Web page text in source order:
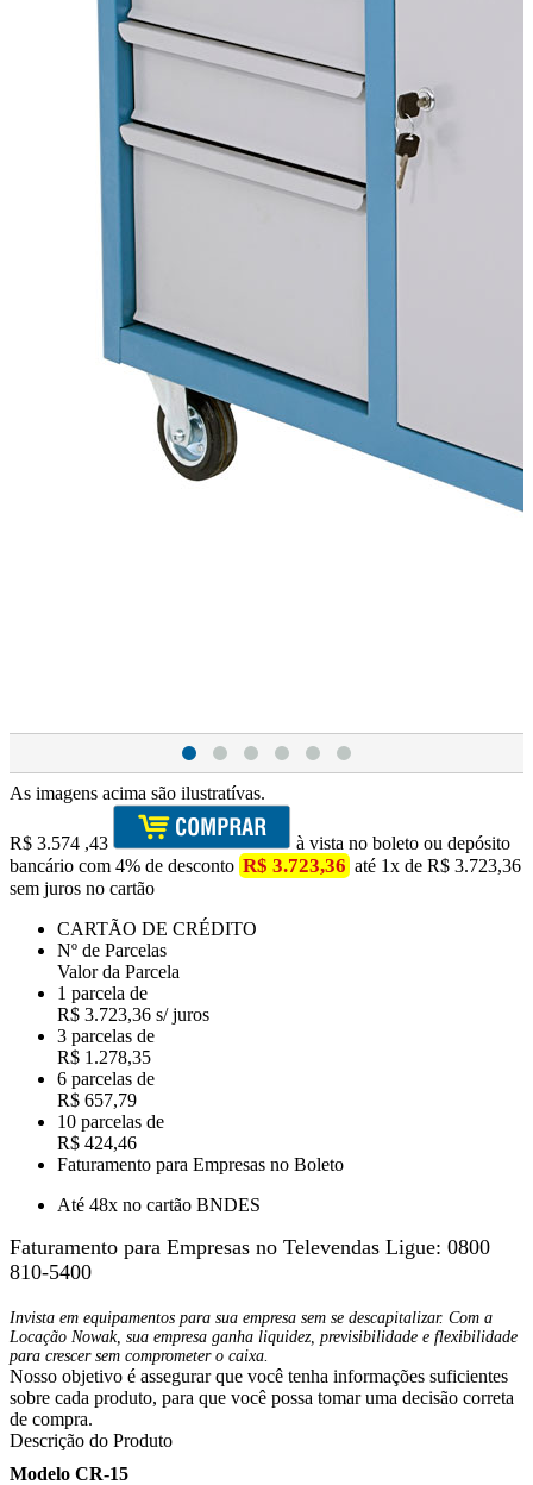
As imagens acima são ilustratívas.
R$ 3.574 ,43
à vista no boleto ou depósito
bancário com 4% de desconto R$ 3.723,36 até 1x de R$ 3.723,36
sem juros no cartão
CARTÃO DE CRÉDITO
Nº de Parcelas
Valor da Parcela
1 parcela de
R$ 3.723,36 s/ juros
3 parcelas de
R$ 1.278,35
6 parcelas de
R$ 657,79
10 parcelas de
R$ 424,46
Faturamento para Empresas no Boleto
Até 48x no cartão BNDES
Faturamento para Empresas no Televendas Ligue: 0800
810-5400
Invista em equipamentos para sua empresa sem se descapitalizar. Com a
Locação Nowak, sua empresa ganha liquidez, previsibilidade e flexibilidade
para crescer sem comprometer o caixa.
Nosso objetivo é assegurar que você tenha informações suficientes
sobre cada produto, para que você possa tomar uma decisão correta
de compra.
Descrição do Produto
Modelo CR-15